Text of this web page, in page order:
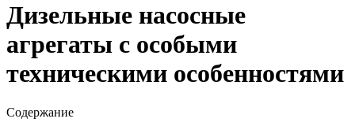
Дизельные насосные
агрегаты с особыми
техническими особенностями
Содержание